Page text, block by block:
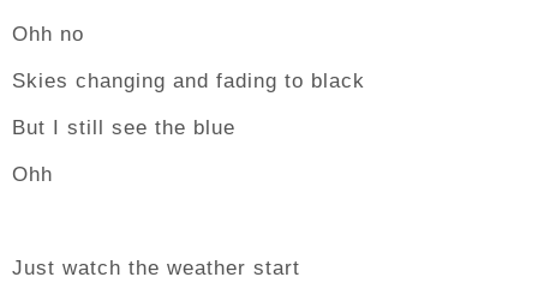
Ohh no
Skies changing and fading to black
But I still see the blue
Ohh
Just watch the weather start